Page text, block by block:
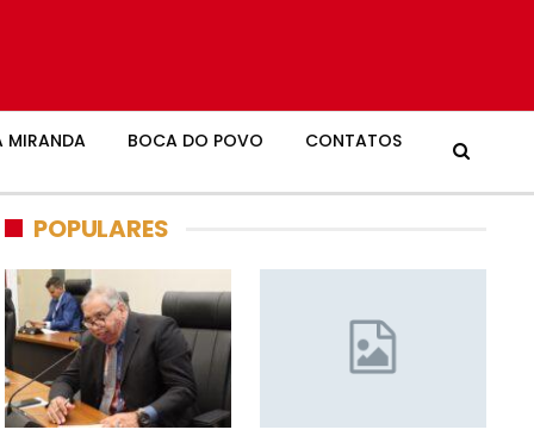
MIRANDA BOCA DO POVO CONTATOS
POPULARES